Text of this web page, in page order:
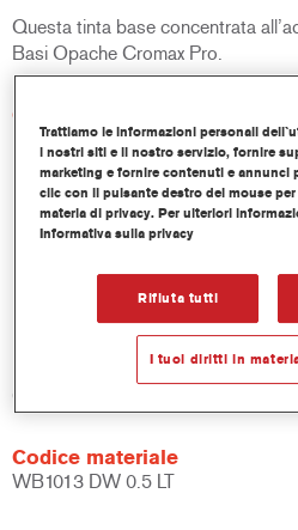
Questa tinta base concentrata
Basi Opache Cromax Pro.
Caratteristiche del prodotto
Copertura e abbinamento
Veloce ed economica, aiuta ad
lavorazioni e la produttività.
Fa parte di un completo
Ampia finestra di applicazione.
Flessibile – può essere usata in
e con diverse tecniche di
Product Variant
0.5LT
Codice materiale
WB1013 DW 0.5 LT
Trattiamo le informazioni personali
i nostri siti e il nostro servizio, fornire
marketing e fornire contenuti e annunci
clic con il pulsante destro del mouse
materia di privacy. Per ulteriori
Informativa sulla privacy
Rifiuta tutti
I tuoi diritti in